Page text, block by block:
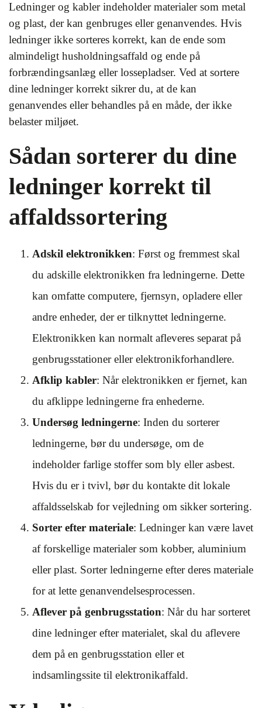
Ledninger og kabler indeholder materialer som metal
og plast, der kan genbruges eller genanvendes. Hvis
ledninger ikke sorteres korrekt, kan de ende som
almindeligt husholdningsaffald og ende på
forbrændingsanlæg eller lossepladser. Ved at sortere
dine ledninger korrekt sikrer du, at de kan
genanvendes eller behandles på en måde, der ikke
belaster miljøet.
Sådan sorterer du dine
ledninger korrekt til
affaldssortering
Adskil elektronikken: Først og fremmest skal
du adskille elektronikken fra ledningerne. Dette
kan omfatte computere, fjernsyn, opladere eller
andre enheder, der er tilknyttet ledningerne.
Elektronikken kan normalt afleveres separat på
genbrugsstationer eller elektronikforhandlere.
Afklip kabler: Når elektronikken er fjernet, kan
du afklippe ledningerne fra enhederne.
Undersøg ledningerne: Inden du sorterer
ledningerne, bør du undersøge, om de
indeholder farlige stoffer som bly eller asbest.
Hvis du er i tvivl, bør du kontakte dit lokale
affaldsselskab for vejledning om sikker sortering.
Sorter efter materiale: Ledninger kan være lavet
af forskellige materialer som kobber, aluminium
eller plast. Sorter ledningerne efter deres materiale
for at lette genanvendelsesprocessen.
Aflever på genbrugsstation: Når du har sorteret
dine ledninger efter materialet, skal du aflevere
dem på en genbrugsstation eller et
indsamlingssite til elektronikaffald.